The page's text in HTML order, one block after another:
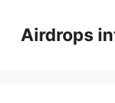
contenuAirdrops